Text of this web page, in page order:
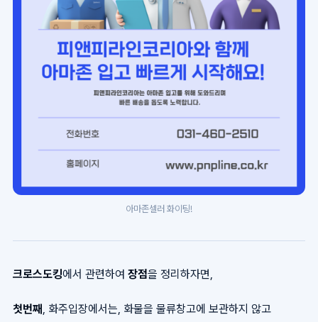
아마존셀러 화이팅!
크로스도킹에서 관련하여 장점을 정리하자면,
첫번째, 화주입장에서는, 화물을 물류창고에 보관하지 않고